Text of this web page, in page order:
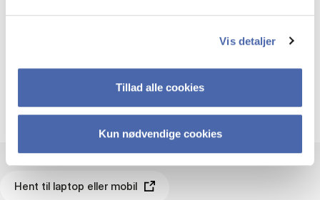
Vis detaljer
Tillad alle cookies
Kun nødvendige cookies
Hent til laptop eller mobil